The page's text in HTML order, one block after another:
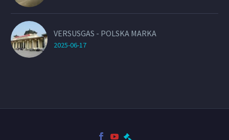
VERSUSGAS - POLSKA MARKA
2025-06-17